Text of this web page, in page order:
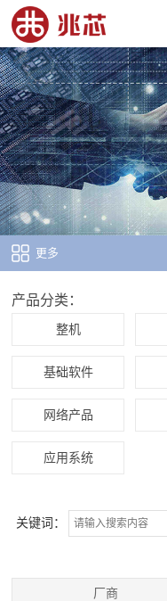
更多
厂商
产品分类：
整机
基础软件
网络产品
应用系统
关键词：